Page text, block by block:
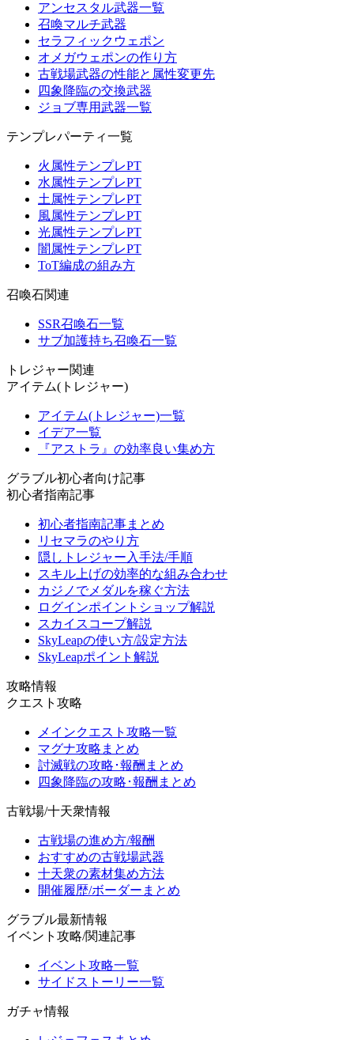
アンセスタル武器一覧
召喚マルチ武器
セラフィックウェポン
オメガウェポンの作り方
古戦場武器の性能と属性変更先
四象降臨の交換武器
ジョブ専用武器一覧
テンプレパーティ一覧
火属性テンプレPT
水属性テンプレPT
土属性テンプレPT
風属性テンプレPT
光属性テンプレPT
闇属性テンプレPT
ToT編成の組み方
召喚石関連
SSR召喚石一覧
サブ加護持ち召喚石一覧
トレジャー関連
アイテム(トレジャー)
アイテム(トレジャー)一覧
イデア一覧
『アストラ』の効率良い集め方
グラブル初心者向け記事
初心者指南記事
初心者指南記事まとめ
リセマラのやり方
隠しトレジャー入手法/手順
スキル上げの効率的な組み合わせ
カジノでメダルを稼ぐ方法
ログインポイントショップ解説
スカイスコープ解説
SkyLeapの使い方/設定方法
SkyLeapポイント解説
攻略情報
クエスト攻略
メインクエスト攻略一覧
マグナ攻略まとめ
討滅戦の攻略･報酬まとめ
四象降臨の攻略･報酬まとめ
古戦場/十天衆情報
古戦場の進め方/報酬
おすすめの古戦場武器
十天衆の素材集め方法
開催履歴/ボーダーまとめ
グラブル最新情報
イベント攻略/関連記事
イベント攻略一覧
サイドストーリー一覧
ガチャ情報